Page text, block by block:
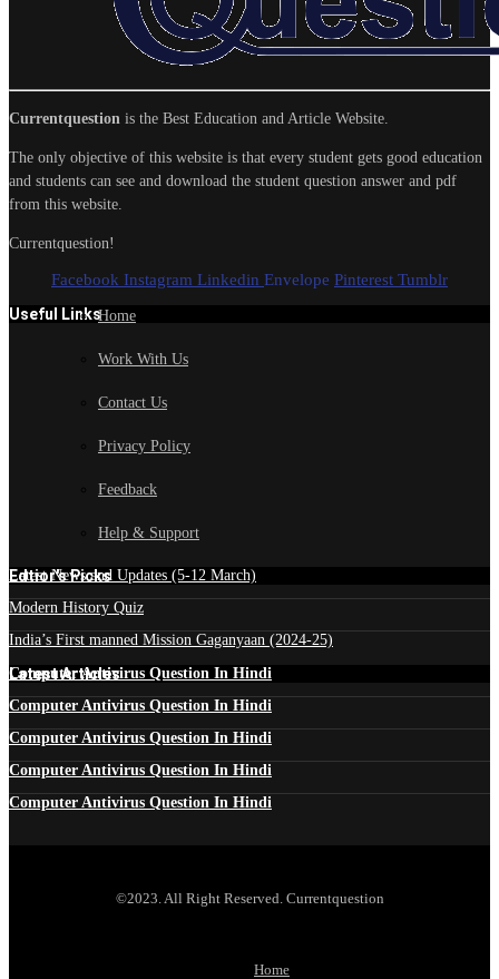
Currentquestion is the Best Education and Article Website.
The only objective of this website is that every student gets good education
and students can see and download the student question answer and pdf
from this website.
Currentquestion!
Facebook Instagram Linkedin Envelope Pinterest Tumblr
Useful LinksHome
Work With Us
Contact Us
Privacy Policy
Feedback
Help & Support
Edtior's Picks
Latest News and Updates (5-12 March)
Modern History Quiz
India’s First manned Mission Gaganyaan (2024-25)
Latest Articles
Computer Antivirus Question In Hindi
Computer Antivirus Question In Hindi
Computer Antivirus Question In Hindi
Computer Antivirus Question In Hindi
Computer Antivirus Question In Hindi
©2023. All Right Reserved. Currentquestion
Home